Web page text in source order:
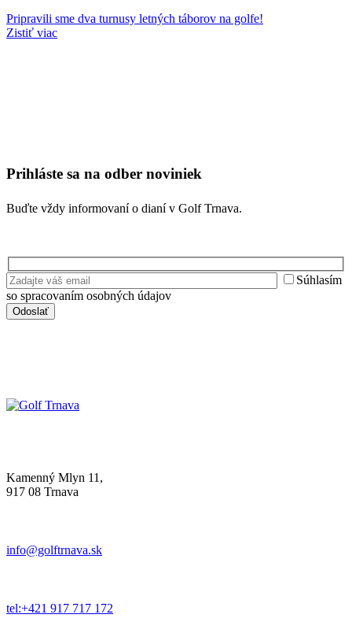
Pripravili sme dva turnusy letných táborov na golfe!
Zistiť viac
Prihláste sa na odber noviniek
Buďte vždy informovaní o dianí v Golf Trnava.
Súhlasím
so spracovaním osobných údajov
Kamenný Mlyn 11,
917 08 Trnava
info@golftrnava.sk
tel:+421 917 717 172